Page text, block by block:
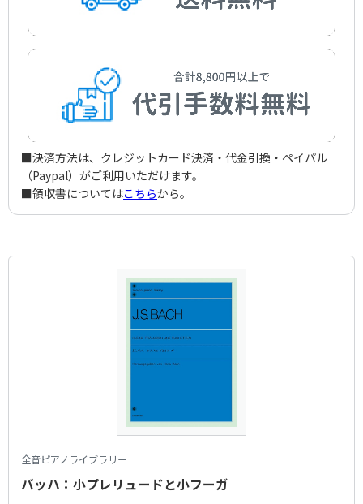
■決済方法は、クレジットカード決済・代金引換・ペイパル
（Paypal）がご利用いただけます。
■領収書についてはこちらから。
全音ピアノライブラリー
バッハ：小プレリュードと小フーガ